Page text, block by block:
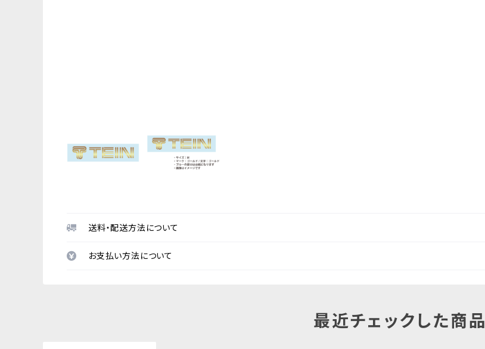
送料・配送方法について
お支払い方法について
最近チェックした商品